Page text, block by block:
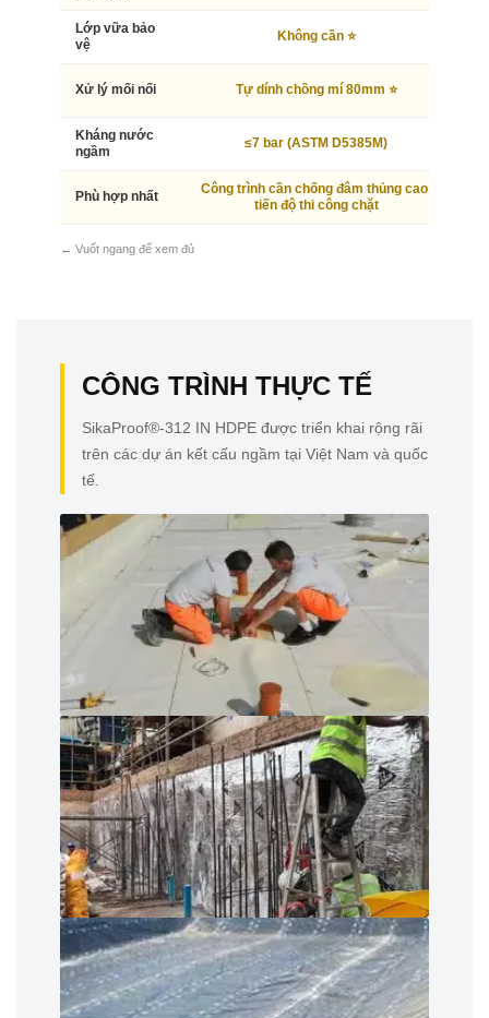
Lớp vữa bảo
vệ
Không cần ⭐
Xử lý mối nối Tự dính chồng mí 80mm ⭐
Kháng nước
ngầm
≤7 bar (ASTM D5385M)
Phù hợp nhất
Công trình cần chống đâm thủng cao,
tiến độ thi công chặt
← Vuốt ngang để xem đủ
CÔNG TRÌNH THỰC TẾ
SikaProof®-312 IN HDPE được triển khai rộng rãi
trên các dự án kết cấu ngầm tại Việt Nam và quốc
tế.